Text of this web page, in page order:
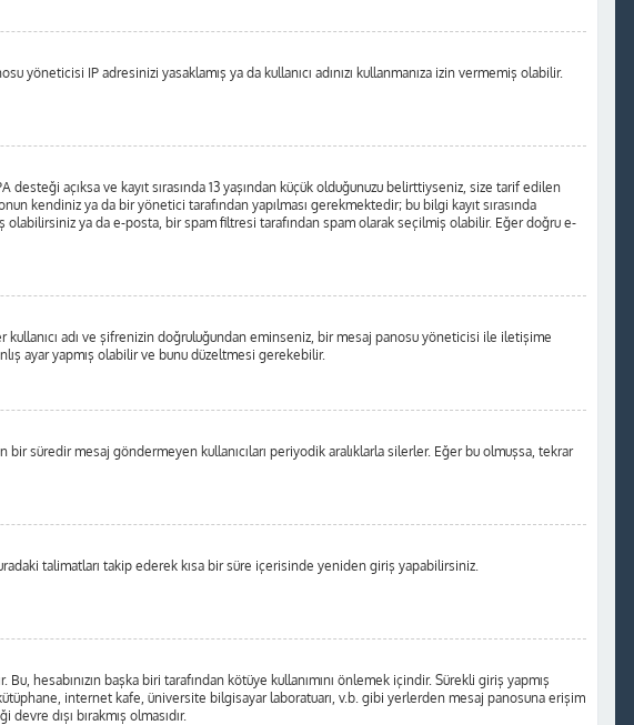
yöneticisi IP adresinizi yasaklamış ya da kullanıcı adınızı kullanmanıza izin vermemiş olabilir.
açıksa ve kayıt sırasında 13 yaşından küçük olduğunuzu belirttiyseniz, size tarif edilen
kendiniz ya da bir yönetici tarafından yapılması gerekmektedir; bu bilgi kayıt sırasında
ya da e-posta, bir spam filtresi tarafından spam olarak seçilmiş olabilir. Eğer doğru e-
kullanıcı adı ve şifrenizin doğruluğundan eminseniz, bir mesaj panosu yöneticisi ile iletişime
ayar yapmış olabilir ve bunu düzeltmesi gerekebilir.
bir süredir mesaj göndermeyen kullanıcıları periyodik aralıklarla silerler. Eğer bu olmuşsa, tekrar
talimatları takip ederek kısa bir süre içerisinde yeniden giriş yapabilirsiniz.
hesabınızın başka biri tarafından kötüye kullanımını önlemek içindir. Sürekli giriş yapmış
internet kafe, üniversite bilgisayar laboratuarı, v.b. gibi yerlerden mesaj panosuna erişim
dışı bırakmış olmasıdır.